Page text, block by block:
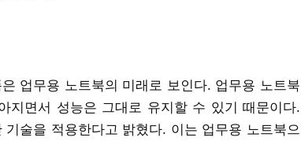
업무용 노트북의 미래로 보인다. 업무용 노트북
지면서 성능은 그대로 유지할 수 있기 때문이다.
술을 적용한다고 밝혔다. 이는 업무용 노트북으